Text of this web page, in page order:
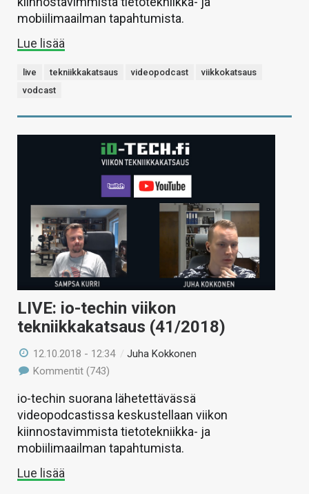
mobiilimaailman tapahtumista.
Lue lisää
live tekniikkakatsaus videopodcast
viikkokatsaus
vodcast
LIVE: io-techin viikon
tekniikkakatsaus (41/2018)
12.10.2018 - 12:34 /Juha Kokkonen
Kommentit (743)
io-techin suorana lähetettävässä
videopodcastissa keskustellaan viikon
kiinnostavimmista tietotekniikka- ja
mobiilimaailman tapahtumista.
Lue lisää